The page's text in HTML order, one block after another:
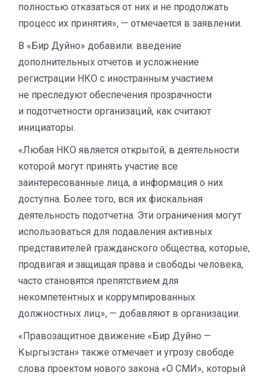
полностью отказаться от них и не продолжать
процесс их принятия», — отмечается в заявлении.
В «Бир Дуйно» добавили: введение
дополнительных отчетов и усложнение
регистрации НКО с иностранным участием
не преследуют обеспечения прозрачности
и подотчетности организаций, как считают
инициаторы.
«Любая НКО является открытой, в деятельности
которой могут принять участие все
заинтересованные лица, а информация о них
доступна. Более того, вся их фискальная
деятельность подотчетна. Эти ограничения могут
использоваться для подавления активных
представителей гражданского общества, которые,
продвигая и защищая права и свободы человека,
часто становятся препятствием для
некомпетентных и коррумпированных
должностных лиц», — добавляют в организации.
«Правозащитное движение «Бир Дуйно —
Кыргызстан» также отмечает и угрозу свободе
слова проектом нового закона «О СМИ», который